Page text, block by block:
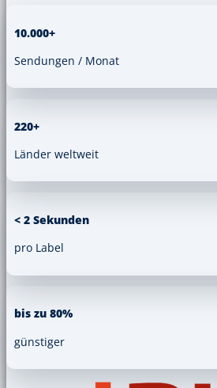
10.000+
Sendungen / Monat
220+
Länder weltweit
< 2 Sekunden
pro Label
bis zu 80%
günstiger